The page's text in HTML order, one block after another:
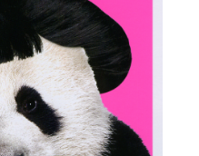
限定“ソロ30年目の衝
“映画「茅ヶ崎物語 ～M
KEISUKE 2017
華仕様のメモリアル作